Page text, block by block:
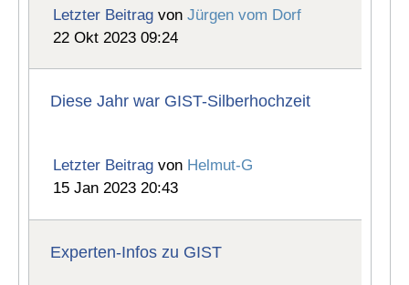
Letzter Beitrag vonJürgen vom Dorf
22 Okt 2023 09:24
Diese Jahr war GIST-Silberhochzeit
Letzter Beitrag von Helmut-G
15 Jan 2023 20:43
Experten-Infos zu GIST